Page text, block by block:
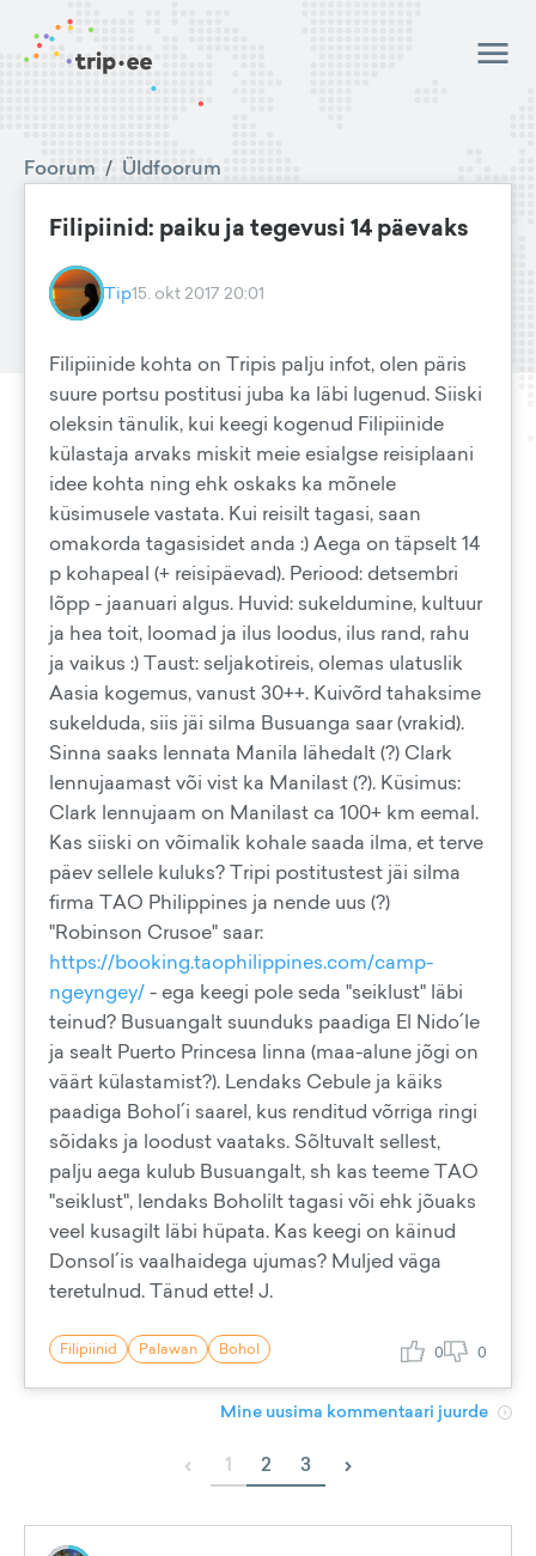
Foorum / Üldfoorum
Filipiinid: paiku ja tegevusi 14 päevaks
Tip15. okt 2017 20:01
Filipiinide kohta on Tripis palju infot, olen päris
suure portsu postitusi juba ka läbi lugenud. Siiski
oleksin tänulik, kui keegi kogenud Filipiinide
külastaja arvaks miskit meie esialgse reisiplaani
idee kohta ning ehk oskaks ka mõnele
küsimusele vastata. Kui reisilt tagasi, saan
omakorda tagasisidet anda :) Aega on täpselt 14
p kohapeal (+ reisipäevad). Periood: detsembri
lõpp - jaanuari algus. Huvid: sukeldumine, kultuur
ja hea toit, loomad ja ilus loodus, ilus rand, rahu
ja vaikus :) Taust: seljakotireis, olemas ulatuslik
Aasia kogemus, vanust 30++. Kuivõrd tahaksime
sukelduda, siis jäi silma Busuanga saar (vrakid).
Sinna saaks lennata Manila lähedalt (?) Clark
lennujaamast või vist ka Manilast (?). Küsimus:
Clark lennujaam on Manilast ca 100+ km eemal.
Kas siiski on võimalik kohale saada ilma, et terve
päev sellele kuluks? Tripi postitustest jäi silma
firma TAO Philippines ja nende uus (?)
"Robinson Crusoe" saar:
https://booking.taophilippines.com/camp-
ngeyngey/- ega keegi pole seda "seiklust" läbi
teinud? Busuangalt suunduks paadiga El Nido´le
ja sealt Puerto Princesa linna (maa-alune jõgi on
väärt külastamist?). Lendaks Cebule ja käiks
paadiga Bohol´i saarel, kus renditud võrriga ringi
sõidaks ja loodust vaataks. Sõltuvalt sellest,
palju aega kulub Busuangalt, sh kas teeme TAO
"seiklust", lendaks Boholilt tagasi või ehk jõuaks
veel kusagilt läbi hüpata. Kas keegi on käinud
Donsol´is vaalhaidega ujumas? Muljed väga
teretulnud. Tänud ette! J.
Filipiinid Palawan Bohol 0 0
Mine uusima kommentaari juurde
‹ 1 2 3 ›